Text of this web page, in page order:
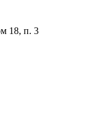
18, п. 3